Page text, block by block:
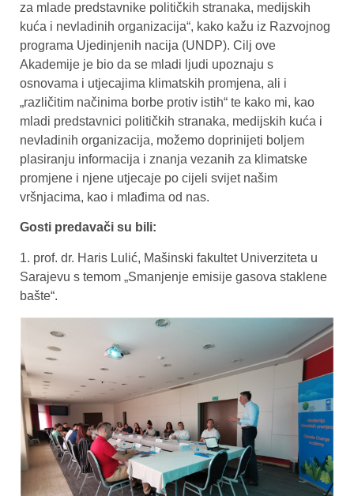
za mlade predstavnike političkih stranaka, medijskih
kuća i nevladinih organizacija“, kako kažu iz Razvojnog
programa Ujedinjenih nacija (UNDP). Cilj ove
Akademije je bio da se mladi ljudi upoznaju s
osnovama i utjecajima klimatskih promjena, ali i
„različitim načinima borbe protiv istih“ te kako mi, kao
mladi predstavnici političkih stranaka, medijskih kuća i
nevladinih organizacija, možemo doprinijeti boljem
plasiranju informacija i znanja vezanih za klimatske
promjene i njene utjecaje po cijeli svijet našim
vršnjacima, kao i mlađima od nas.
Gosti predavači su bili:
1. prof. dr. Haris Lulić, Mašinski fakultet Univerziteta u
Sarajevu s temom „Smanjenje emisije gasova staklene
bašte“.